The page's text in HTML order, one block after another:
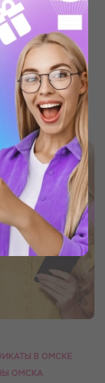
В ОМСКЕ
ОМСКА